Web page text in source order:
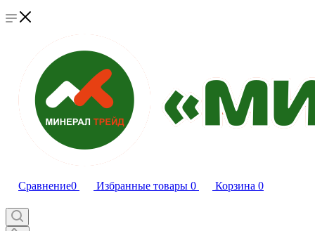
Сравнение0 Избранные товары 0 Корзина 0